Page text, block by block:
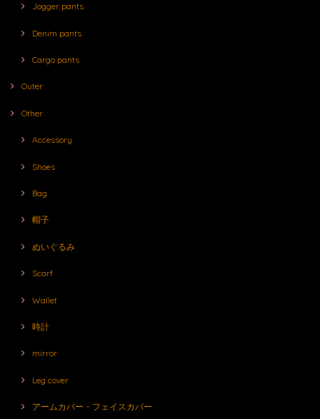
Jogger pants
Denim pants
Cargo pants
Outer
Other
Accessory
Shoes
Bag
帽子
ぬいぐるみ
Scarf
Wallet
時計
mirror
Leg cover
アームカバー・フェイスカバー